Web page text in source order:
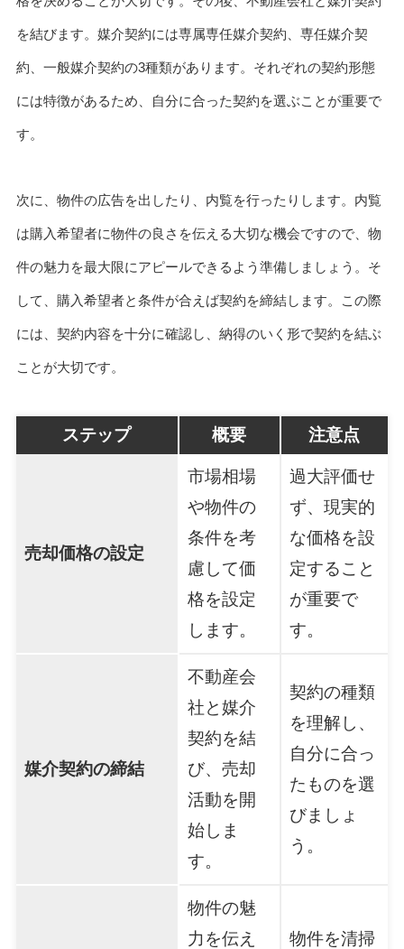
を結びます。媒介契約には専属専任媒介契約、専任媒介契
約、一般媒介契約の3種類があります。それぞれの契約形態
には特徴があるため、自分に合った契約を選ぶことが重要で
す。
次に、物件の広告を出したり、内覧を行ったりします。内覧
は購入希望者に物件の良さを伝える大切な機会ですので、物
件の魅力を最大限にアピールできるよう準備しましょう。そ
して、購入希望者と条件が合えば契約を締結します。この際
には、契約内容を十分に確認し、納得のいく形で契約を結ぶ
ことが大切です。
ステップ 概要 注意点
売却価格の設定
市場相場
や物件の
条件を考
慮して価
格を設定
します。
過大評価せ
ず、現実的
な価格を設
定すること
が重要で
す。
媒介契約の締結
不動産会
社と媒介
契約を結
び、売却
活動を開
始しま
す。
契約の種類
を理解し、
自分に合っ
たものを選
びましょ
う。
物件の魅
力を伝え
物件を清掃